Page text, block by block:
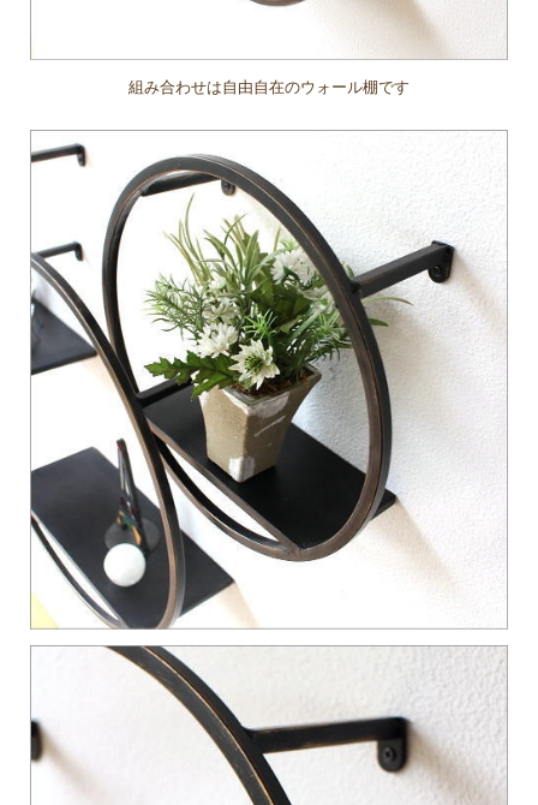
組み合わせは自由自在のウォール棚です